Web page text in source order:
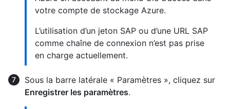
votre compte de stockage Azure.
L’utilisation d’un jeton SAP ou d’une URL SAP
comme chaîne de connexion n’est pas prise
en charge actuellement.
Sous la barre latérale « Paramètres », cliquez sur
Enregistrer les paramètres.